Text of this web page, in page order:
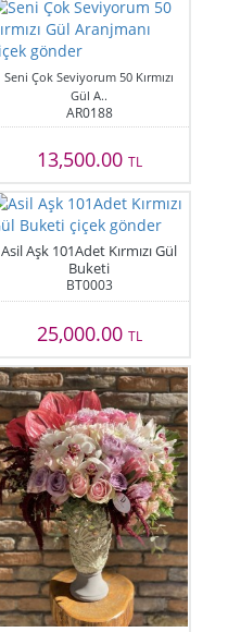
Seni Çok Seviyorum 50 Kırmızı
Gül A..
AR0188
13,500.00 TL
Asil Aşk 101Adet Kırmızı Gül
Buketi
BT0003
25,000.00 TL